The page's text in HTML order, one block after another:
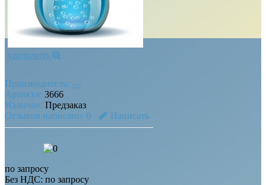
увеличить
Производитель: ---
Артикул: 3666
Наличие: Предзаказ
Отзывов написано: 0 Написать
по запросу
Без НДС: по запросу